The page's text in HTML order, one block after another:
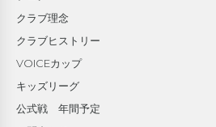
クラブ理念
クラブヒストリー
VOICEカップ
キッズリーグ
公式戦 年間予定